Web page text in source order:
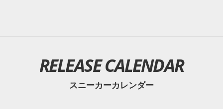
RELEASE CALENDAR
スニーカーカレンダー